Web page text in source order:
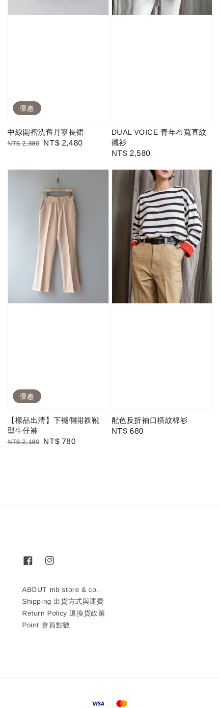
優惠
中線開褶洗舊丹寧長裙
Regular
NT$ 2,880 Sale
NT$ 2,480
DUAL VOICE 青年布寬直紋
襯衫
Regular
NT$ 2,580
優惠
【樣品出清】下襬側開衩靴
型牛仔褲
Regular
NT$ 2,180 Sale
NT$ 780
配色反折袖口橫紋棉衫
Regular
NT$ 680
ABOUT mb store & co.
Shipping 出貨方式與運費
Return Policy 退換貨政策
Point 會員點數